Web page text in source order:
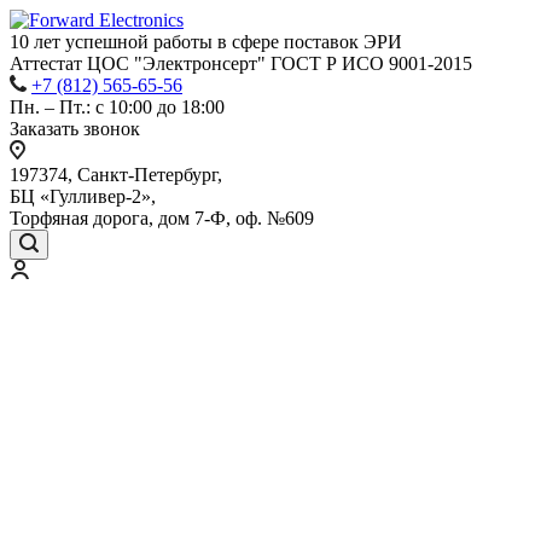
10 лет успешной работы в сфере поставок ЭРИ
Аттестат ЦОС "Электронсерт" ГОСТ Р ИСО 9001-2015
+7 (812) 565-65-56
Пн. – Пт.: с 10:00 до 18:00
Заказать звонок
197374, Санкт-Петербург,
БЦ «Гулливер-2»,
Торфяная дорога, дом 7-Ф, оф. №609